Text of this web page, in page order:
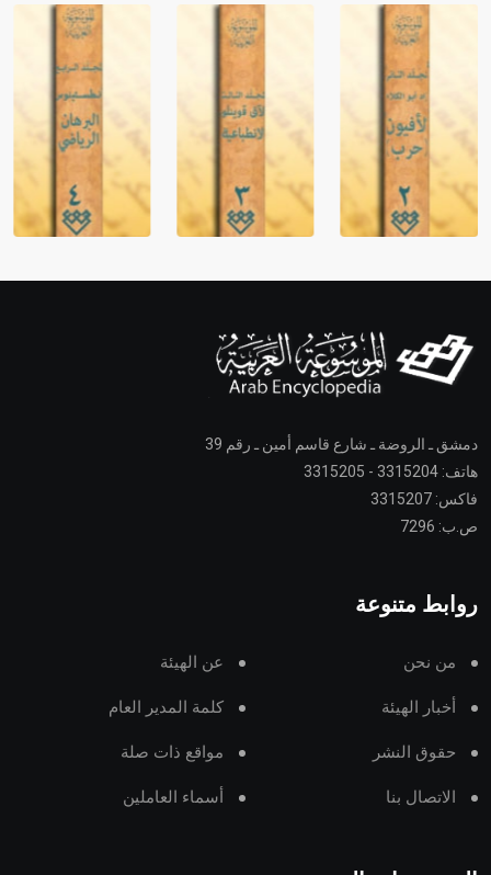
دمشق ـ الروضة ـ شارع قاسم أمين ـ رقم 39
هاتف: 3315204 - 3315205
فاكس: 3315207
ص.ب: 7296
روابط متنوعة
من نحن عن الهيئة
أخبار الهيئة كلمة المدير العام
حقوق النشر مواقع ذات صلة
الاتصال بنا أسماء العاملين